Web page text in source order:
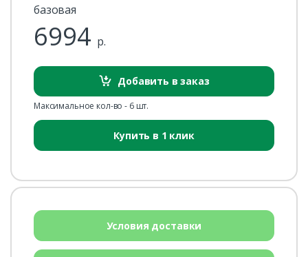
базовая
6994 р.
Добавить в заказ
Максимальное кол-во - 6 шт.
Купить в 1 клик
Условия доставки